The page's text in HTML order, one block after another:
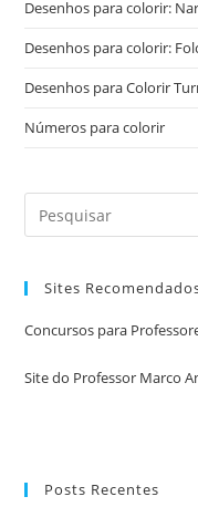
Desenhos para colorir:
Desenhos para colorir:
Desenhos para Colorir
Números para colorir
Sites
Concursos para
Site do Professor Marco
Posts Recentes